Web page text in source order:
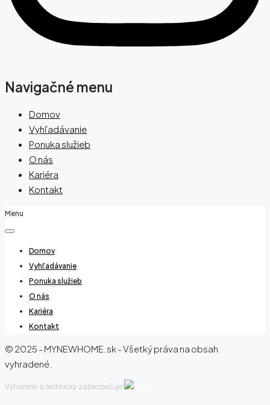
Navigačné menu
Domov
Vyhľadávanie
Ponuka služieb
O nás
Kariéra
Kontakt
Menu
Domov
Vyhľadávanie
Ponuka služieb
O nás
Kariéra
Kontakt
© 2025 - MYNEWHOME.sk - Všetký práva na obsah
vyhradené.
Vytvorené a technicky zabezpečuje